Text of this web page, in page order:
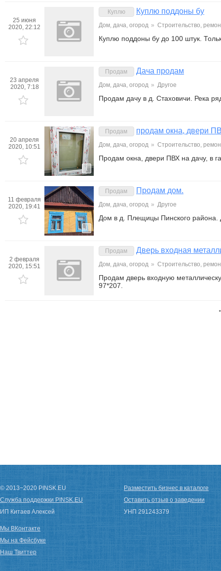
25 июня
2020, 22:12
Куплю Куплю поддоны бу
Дом, дача, огород » Строительство,
Куплю поддоны бу до 100 штук.
23 апреля
2020, 7:18
Продам Дача продам
Дом, дача, огород » Другое
Продам дачу в д. Стаховичи. Река
20 апреля
2020, 10:51
1
Продам продам окна, двери
Дом, дача, огород » Строительство,
Продам окна, двери ПВХ на дачу, в
11 февраля
2020, 19:41
1
Продам Продам дом.
Дом, дача, огород » Другое
Дом в д. Плещицы Пинского
2 февраля
2020, 15:51
Продам Дверь входная
Дом, дача, огород » Строительство,
Продам дверь входную
97*207.
© 2013−2020 PINSK.EU
Служба поддержки PINSK.EU
ИП Китаев Алексей
Разместить бизнес в каталоге
Оставить отзыв о заведении
УНП 291243379
Мы ВКонтакте
Мы на Фейсбуке
Наш Твиттер